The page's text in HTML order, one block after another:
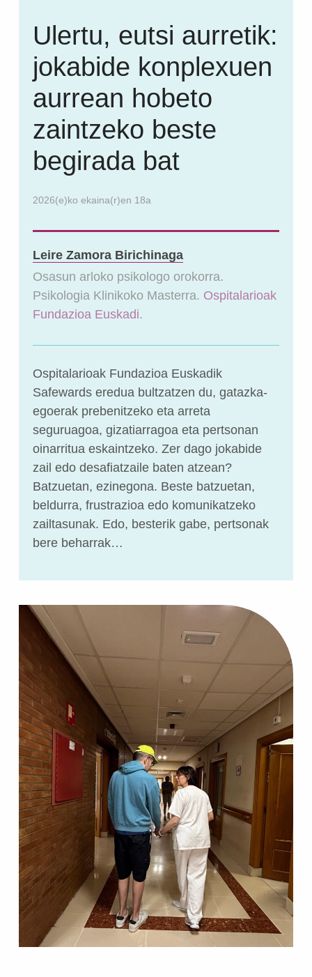
Ulertu, eutsi aurretik:
jokabide konplexuen
aurrean hobeto
zaintzeko beste
begirada bat
2026(e)ko ekaina(r)en 18a
Leire Zamora Birichinaga
Osasun arloko psikologo orokorra.
Psikologia Klinikoko Masterra. Ospitalarioak
Fundazioa Euskadi.
Ospitalarioak Fundazioa Euskadik
Safewards eredua bultzatzen du, gatazka-
egoerak prebenitzeko eta arreta
seguruagoa, gizatiarragoa eta pertsonan
oinarritua eskaintzeko. Zer dago jokabide
zail edo desafiatzaile baten atzean?
Batzuetan, ezinegona. Beste batzuetan,
beldurra, frustrazioa edo komunikatzeko
zailtasunak. Edo, besterik gabe, pertsonak
bere beharrak…